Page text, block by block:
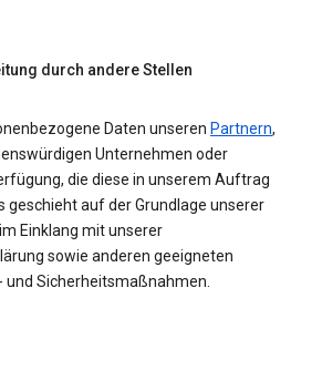
durch andere Stellen
Daten unseren Partnern,
Unternehmen oder
die diese in unserem Auftrag
geschieht auf der Grundlage unserer
Einklang mit unserer
sowie anderen geeigneten
und Sicherheitsmaßnahmen.